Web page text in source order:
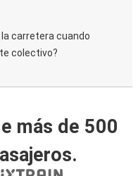
carretera cuando
colectivo?
más de 500